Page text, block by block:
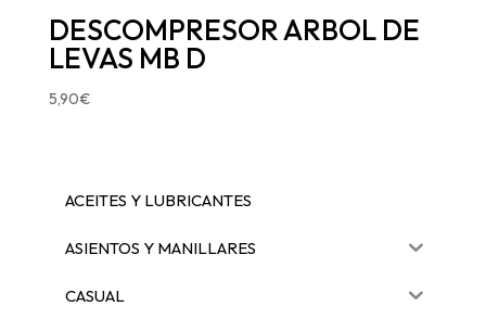
DESCOMPRESOR ARBOL DE
LEVAS MB D
5,90€
ACEITES Y LUBRICANTES
ASIENTOS Y MANILLARES
CASUAL